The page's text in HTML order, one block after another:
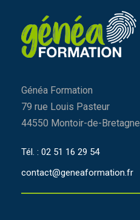
Généa Formation
79 rue Louis Pasteur
44550 Montoir-de-Bretagne
Tél. : 02 51 16 29 54
contact@geneaformation.fr